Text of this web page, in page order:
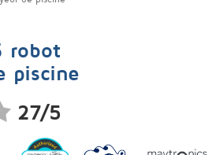
robot
piscine
27/5